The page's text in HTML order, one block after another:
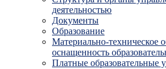
деятельностью
Документы
Образование
Материально-техническое
оснащенность
Платные образовательные